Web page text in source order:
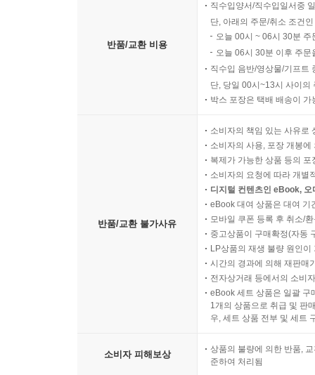
반품/교환 비용
직수입양서/직수입일서중
단, 아래의 주문/취소 조건
오늘 00시 ~ 06시 30분
오늘 06시 30분 이후 주
직수입 음반/영상물/기프트
단, 당일 00시~13시 사이의
박스 포장은 택배 배송이
반품/교환 불가사유
소비자의 책임 있는 사유로
소비자의 사용, 포장 개봉
복제가 가능한 상품 등의
소비자의 요청에 따라 개별
디지털 컨텐츠인 eBook,
eBook 대여 상품은 대여 기
모바일 쿠폰 등록 후 취소/
중고상품이 구매확정(자동
LP상품의 재생 불량 원인
시간의 경과에 의해 재판매
전자상거래 등에서의 소비
eBook 세트 상품은 일괄 구
1개의 상품으로 취급 및 판
우, 세트 상품 전부 및 세트
소비자 피해보상
상품의 불량에 의한 반품,
준하여 처리됨